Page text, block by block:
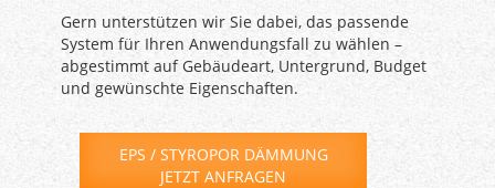
Gern unterstützen wir Sie dabei, das passende
System für Ihren Anwendungsfall zu wählen –
abgestimmt auf Gebäudeart, Untergrund, Budget
und gewünschte Eigenschaften.
EPS / STYROPOR DÄMMUNG
JETZT ANFRAGEN